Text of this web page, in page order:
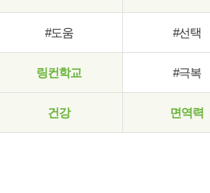
#도움 #선택
링컨학교 #극복
건강 면역력